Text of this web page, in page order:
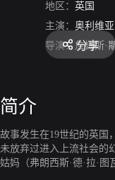
地区： 英国
主演： 奥利维
导演： 詹姆斯·
分享
简介
故事发生在19世纪的英国
未放弃过进入上流社会的
姑妈（弗朗西斯·德·拉·